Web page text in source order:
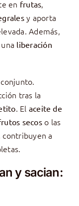
en frutas,
y aporta
Además,
liberación
tras la
. El aceite de
secoso las
contribuyen a
y sacian: